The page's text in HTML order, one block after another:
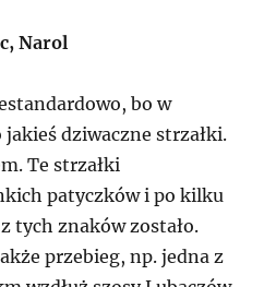
Narol
bo w
dziwaczne strzałki.
Te strzałki
patyczków i po kilku
tych znaków zostało.
przebieg, np. jedna z